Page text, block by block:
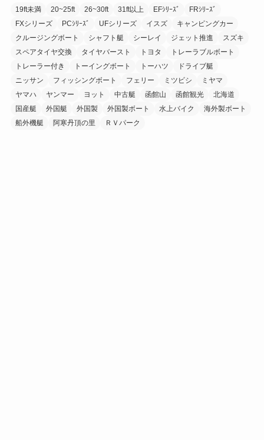
19ft未満 20~25ft 26~30ft 31ft以上 EFｼﾘｰｽﾞ
FRｼﾘｰｽﾞ
FXシリーズ
PCｼﾘｰｽﾞ UFシリーズ イスズ
キャンピングカー
クルージングボート
シャフト艇 シーレイ ジェット推進
スズキ
スペアタイヤ交換
タイヤバースト トヨタ
トレーラブルボート
トレーラー付き
トーイングボート トーハツ
ドライブ艇
ニッサン
フィッシングボート フェリー ミツビシ
ミヤマ
ヤマハ
ヤンマー ヨット 中古艇 函館山 函館観光
北海道
国産艇
外国艇 外国製 外国製ボート 水上バイク
海外製ボート
船外機艇
阿寒丹頂の里 ＲＶパーク